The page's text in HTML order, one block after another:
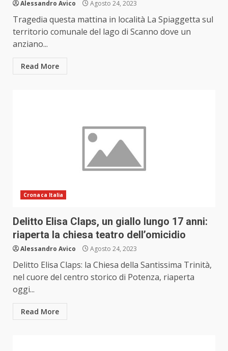
Alessandro Avico Agosto 24, 2023
Tragedia questa mattina in località La Spiaggetta sul
territorio comunale del lago di Scanno dove un
anziano...
Read More
Cronaca Italia
Delitto Elisa Claps, un giallo lungo 17 anni:
riaperta la chiesa teatro dell’omicidio
Alessandro Avico Agosto 24, 2023
Delitto Elisa Claps: la Chiesa della Santissima Trinità,
nel cuore del centro storico di Potenza, riaperta
oggi...
Read More